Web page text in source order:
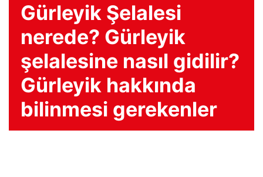
Gürleyik Şelalesi
nerede? Gürleyik
şelalesine nasıl gidilir?
Gürleyik hakkında
bilinmesi gerekenler